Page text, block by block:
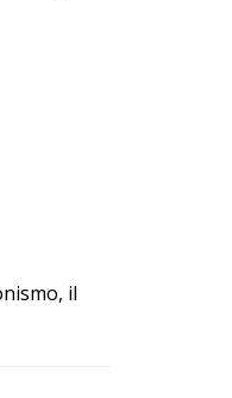
il